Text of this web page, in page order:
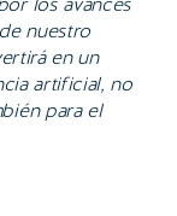
nuestro
en un
artificial, no
para el